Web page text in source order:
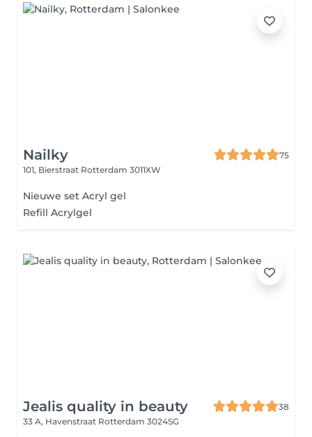
Nailky
75
101, Bierstraat Rotterdam 3011XW
Nieuwe set Acryl gel
Refill Acrylgel
Jealis quality in beauty
38
33 A, Havenstraat Rotterdam 3024SG